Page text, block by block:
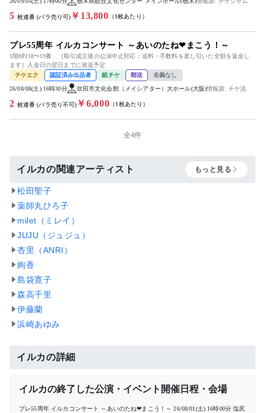
5 枚連番 (バラ売り可) ￥13,800 （1枚あたり）
プレ55周年 イルカコンサート ～あいのたね❤まこう！～
1階8列18〜19番 ［取引成立後の公演中止対応：送料・手数料を差し引いた全額を返金し
ます］入金日の翌日までに発送予定
チケエク
認証済み出品者 紙チケ 郵送 名義なし
26/08/08(土) 16時30分 吹田市文化会館（メイシアター）大ホール(大阪)情報源: チケ流
2 枚連番 (バラ売り不可) ￥6,000 （1枚あたり）
全4件
イルカの関連アーティスト もっと見る
松田聖子
薬師丸ひろ子
milet（ミレイ）
JUJU（ジュジュ）
杏里（ANRI）
絢香
島袋寛子
森高千里
伊藤蘭
浜崎あゆみ
イルカの詳細
イルカの終了した公演・イベント開催日程・会場
プレ55周年 イルカコンサート ～あいのたね❤まこう！～ 26/08/01(土) 16時00分 塩尻